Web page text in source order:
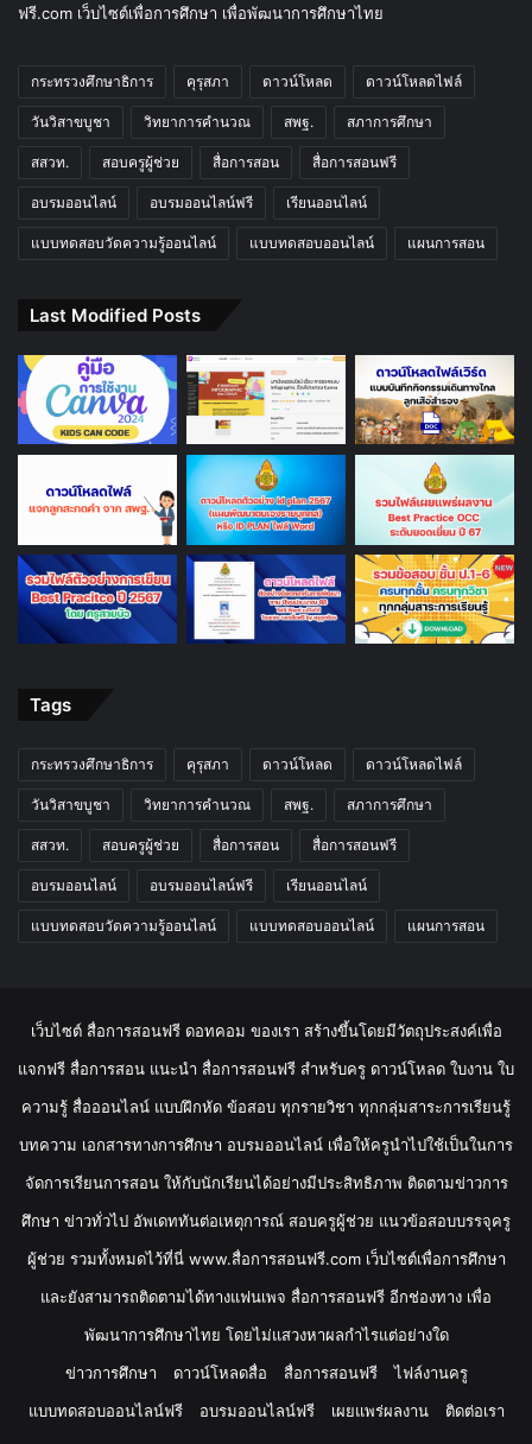
ฟรี.com เว็บไซต์เพื่อการศึกษา เพื่อพัฒนาการศึกษาไทย
กระทรวงศึกษาธิการ คุรุสภา ดาวน์โหลด ดาวน์โหลดไฟล์
วันวิสาขบูชา วิทยาการคำนวณ สพฐ. สภาการศึกษา
สสวท. สอบครูผู้ช่วย สื่อการสอน สื่อการสอนฟรี
อบรมออนไลน์ อบรมออนไลน์ฟรี เรียนออนไลน์
แบบทดสอบวัดความรู้ออนไลน์ แบบทดสอบออนไลน์ แผนการสอน
Last Modified Posts
Tags
กระทรวงศึกษาธิการ คุรุสภา ดาวน์โหลด ดาวน์โหลดไฟล์
วันวิสาขบูชา วิทยาการคำนวณ สพฐ. สภาการศึกษา
สสวท. สอบครูผู้ช่วย สื่อการสอน สื่อการสอนฟรี
อบรมออนไลน์ อบรมออนไลน์ฟรี เรียนออนไลน์
แบบทดสอบวัดความรู้ออนไลน์ แบบทดสอบออนไลน์ แผนการสอน
เว็บไซต์ สื่อการสอนฟรี ดอทคอม ของเรา สร้างขึ้นโดยมีวัตถุประสงค์เพื่อ
แจกฟรี สื่อการสอน แนะนำ สื่อการสอนฟรี สำหรับครู ดาวน์โหลด ใบงาน ใบ
ความรู้ สื่อออนไลน์ แบบฝึกหัด ข้อสอบ ทุกรายวิชา ทุกกลุ่มสาระการเรียนรู้
บทความ เอกสารทางการศึกษา อบรมออนไลน์ เพื่อให้ครูนำไปใช้เป็นในการ
จัดการเรียนการสอน ให้กับนักเรียนได้อย่างมีประสิทธิภาพ ติดตามข่าวการ
ศึกษา ข่าวทั่วไป อัพเดททันต่อเหตุการณ์ สอบครูผู้ช่วย แนวข้อสอบบรรจุครู
ผู้ช่วย รวมทั้งหมดไว้ที่นี่ www.สื่อการสอนฟรี.com เว็บไซต์เพื่อการศึกษา
และยังสามารถติดตามได้ทางแฟนเพจ สื่อการสอนฟรี อีกช่องทาง เพื่อ
พัฒนาการศึกษาไทย โดยไม่แสวงหาผลกำไรแต่อย่างใด
ข่าวการศึกษา
ดาวน์โหลดสื่อ สื่อการสอนฟรี
ไฟล์งานครู
แบบทดสอบออนไลน์ฟรี
อบรมออนไลน์ฟรี เผยแพร่ผลงาน ติดต่อเรา